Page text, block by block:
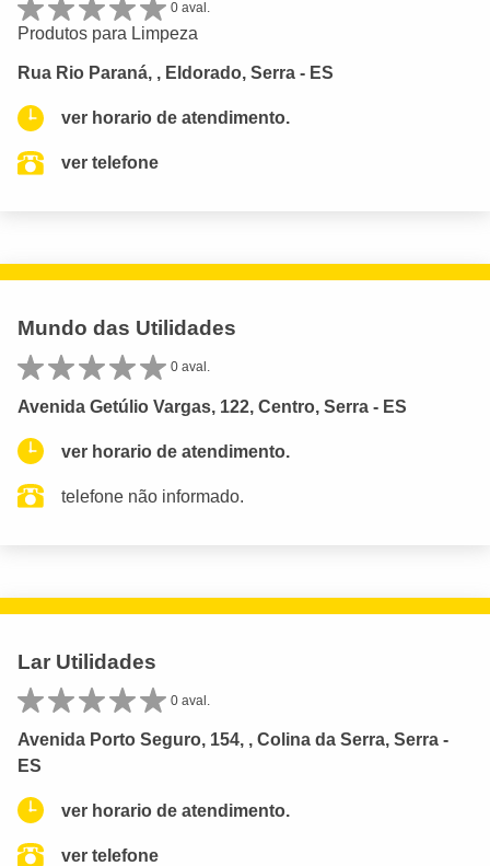
0 aval.
Produtos para Limpeza
Rua Rio Paraná, , Eldorado, Serra - ES
ver horario de atendimento.
ver telefone
Mundo das Utilidades
0 aval.
Avenida Getúlio Vargas, 122, Centro, Serra - ES
ver horario de atendimento.
telefone não informado.
Lar Utilidades
0 aval.
Avenida Porto Seguro, 154, , Colina da Serra, Serra -
ES
ver horario de atendimento.
ver telefone